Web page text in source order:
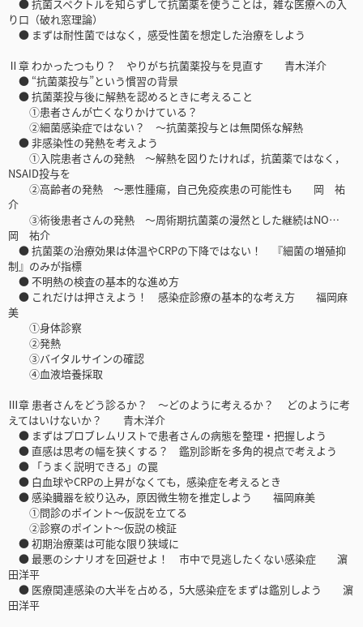
● 抗菌スペクトルを知らずして抗菌薬を使うことは，雑な医療への入
り口（破れ窓理論）
● まずは耐性菌ではなく，感受性菌を想定した治療をしよう
Ⅱ章 わかったつもり？ やりがち抗菌薬投与を見直す 青木洋介
● “抗菌薬投与”という慣習の背景
● 抗菌薬投与後に解熱を認めるときに考えること
①患者さんが亡くなりかけている？
②細菌感染症ではない？ ～抗菌薬投与とは無関係な解熱
● 非感染性の発熱を考えよう
①入院患者さんの発熱 ～解熱を図りたければ，抗菌薬ではなく，
NSAID投与を
②高齢者の発熱 ～悪性腫瘍，自己免疫疾患の可能性も 岡 祐
介
③術後患者さんの発熱 ～周術期抗菌薬の漫然とした継続はNO…
岡 祐介
● 抗菌薬の治療効果は体温やCRPの下降ではない！ 『細菌の増殖抑
制』のみが指標
● 不明熱の検査の基本的な進め方
● これだけは押さえよう！ 感染症診療の基本的な考え方 福岡麻
美
①身体診察
②発熱
③バイタルサインの確認
④血液培養採取
Ⅲ章 患者さんをどう診るか？ ～どのように考えるか？ どのように考
えてはいけないか？ 青木洋介
● まずはプロブレムリストで患者さんの病態を整理・把握しよう
● 直感は思考の幅を狭くする？ 鑑別診断を多角的視点で考えよう
● 「うまく説明できる」の罠
● 白血球やCRPの上昇がなくても，感染症を考えるとき
● 感染臓器を絞り込み，原因微生物を推定しよう 福岡麻美
①問診のポイント～仮説を立てる
②診察のポイント～仮説の検証
● 初期治療薬は可能な限り狭域に
● 最悪のシナリオを回避せよ！ 市中で見逃したくない感染症 濵
田洋平
● 医療関連感染の大半を占める，5大感染症をまずは鑑別しよう 濵
田洋平